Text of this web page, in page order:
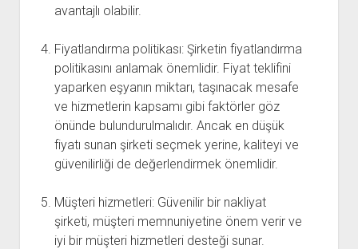
avantajlı olabilir.
Fiyatlandırma politikası: Şirketin fiyatlandırma
politikasını anlamak önemlidir. Fiyat teklifini
yaparken eşyanın miktarı, taşınacak mesafe
ve hizmetlerin kapsamı gibi faktörler göz
önünde bulundurulmalıdır. Ancak en düşük
fiyatı sunan şirketi seçmek yerine, kaliteyi ve
güvenilirliği de değerlendirmek önemlidir.
Müşteri hizmetleri: Güvenilir bir nakliyat
şirketi, müşteri memnuniyetine önem verir ve
iyi bir müşteri hizmetleri desteği sunar.